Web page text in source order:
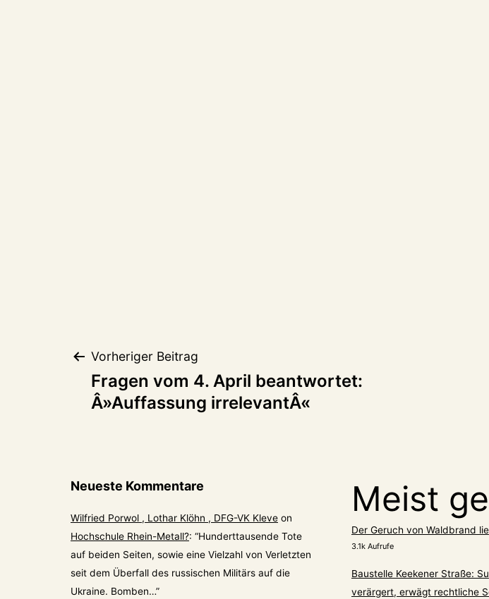
Beitragsnavigation
Vorheriger Beitrag
Fragen vom 4. April beantwortet:
Â»Auffassung irrelevantÂ«
Neueste Kommentare
Wilfried Porwol , Lothar Klöhn , DFG-VK Kleve on
Hochschule Rhein-Metall?: “Hunderttausende Tote
auf beiden Seiten, sowie eine Vielzahl von Verletzten
seit dem Überfall des russischen Militärs auf die
Ukraine. Bomben…”
Meist
Der Geruch von Waldbrand
3.1k Aufrufe
Baustelle Keekener Straße:
verärgert, erwägt rechtliche